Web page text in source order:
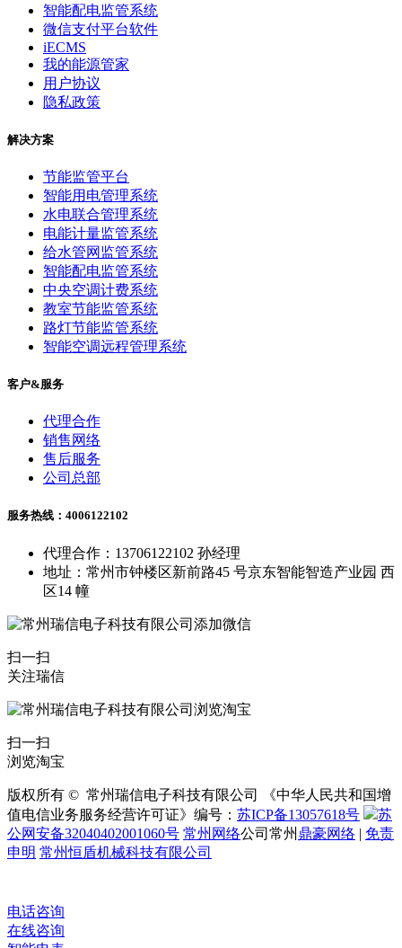
智能配电监管系统
微信支付平台软件
iECMS
我的能源管家
用户协议
隐私政策
解决方案
节能监管平台
智能用电管理系统
水电联合管理系统
电能计量监管系统
给水管网监管系统
智能配电监管系统
中央空调计费系统
教室节能监管系统
路灯节能监管系统
智能空调远程管理系统
客户&服务
代理合作
销售网络
售后服务
公司总部
服务热线：4006122102
代理合作：13706122102 孙经理
地址：常州市钟楼区新前路45 号京东智能智造产业园 西
区14 幢
扫一扫
关注瑞信
扫一扫
浏览淘宝
版权所有 © 常州瑞信电子科技有限公司 《中华人民共和国增
值电信业务服务经营许可证》编号： 苏ICP备13057618号
苏
公网安备32040402001060号 常州网络公司常州 鼎豪网络 | 免责
申明 常州恒盾机械科技有限公司
电话咨询
在线咨询